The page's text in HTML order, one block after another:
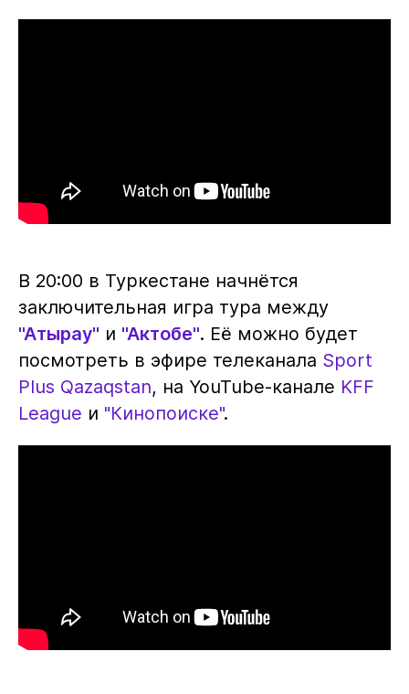
В 20:00 в Туркестане начнётся
заключительная игра тура между
"Атырау" и "Актобе". Её можно будет
посмотреть в эфире телеканала Sport
Plus Qazaqstan, на YouTube-канале KFF
League и "Кинопоиске".